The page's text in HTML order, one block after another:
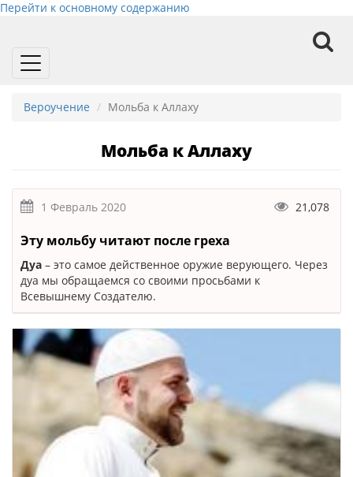
Перейти к основному содержанию
Toggle
Вероучение
Мольба к Аллаху
Мольба к Аллаху
1 Февраль 2020 21,078
Эту мольбу читают после греха
Дуа – это самое действенное оружие верующего. Через
дуа мы обращаемся со своими просьбами к
Всевышнему Создателю.